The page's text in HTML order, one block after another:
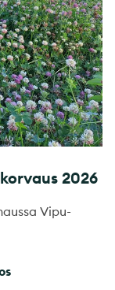
2026
Vipu-